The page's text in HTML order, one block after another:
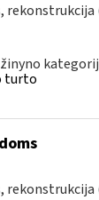
rekonstrukcija
turto
rekonstrukcija